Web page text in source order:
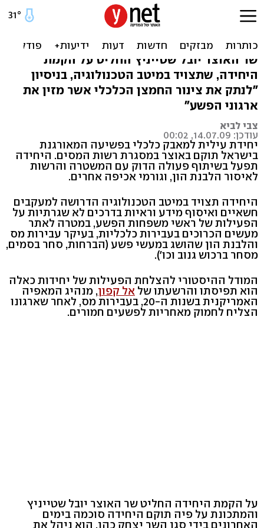
חדש: יחידת עילית למאבק
בפשיעה המאורגנת
שר האוצר יובל שטייניץ החליט על הקמת
היחידה, שתצויד במיטב הטכנולוגיה, בניסיון
"לנתק את צינור החמצן הכלכלי אשר מזין את
ארגוני הפשע"
צבי לביא
עודכן: 14.07.09, 00:02
יחידת עילית למאבק כלכלי בפשיעה המאורגנת
בישראל תוקם באוצר במסגרת רשות המסים. היחידה
תפעל בשיתוף פעולה הדוק עם המשטרה והרשות
לאיסור הלבנת הון, וגורמי אכיפה אחרים.
היחידה תצויד במיטב הטכנולוגיה הדרושה למעקבים
חשאיים ואיסוף מידע וראיות בדרכים לא שגרתיות על
הפעילות של ראשי משפחות הפשע, במטרה לאתר
מעשים הכרוכים בעבירות כלכליות, בעיקר עבירות מס
והלבנת הון שהושג במעשי פשע (הברחות, סחר בסמים,
מסחר ברכוש גנוב וכו').
המודל ההיסטורי להצלחת הפעילות של יחידות כאלה
הוא תפיסתו והרשעתו של אל קפון, מנהיג המאפיה
האמריקנית בשנות ה-20, בעבירות מס, לאחר שארגונו
הצליח לחמוק מאחריות לפשעים חמורים.
על הקמת היחידה החליט שר האוצר יובל שטייניץ
והמתכונת על פיה תוקם היחידה סוכמה בימים
האחרונים בידי סגן השר יצחק כהן. הוא ניהל את